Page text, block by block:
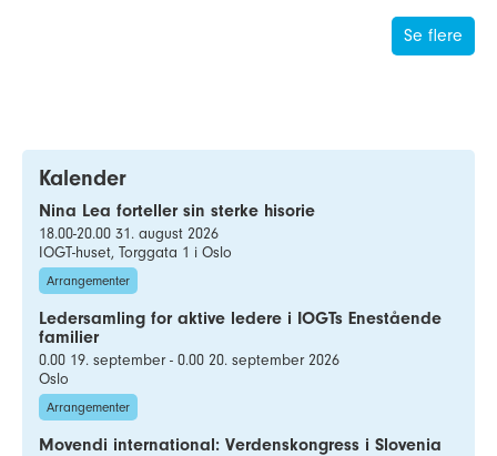
Se flere
Kalender
Nina Lea forteller sin sterke hisorie
18.00-20.00 31. august 2026
IOGT-huset, Torggata 1 i Oslo
Arrangementer
Ledersamling for aktive ledere i IOGTs Enestående
familier
0.00 19. september - 0.00 20. september 2026
Oslo
Arrangementer
Movendi international: Verdenskongress i Slovenia